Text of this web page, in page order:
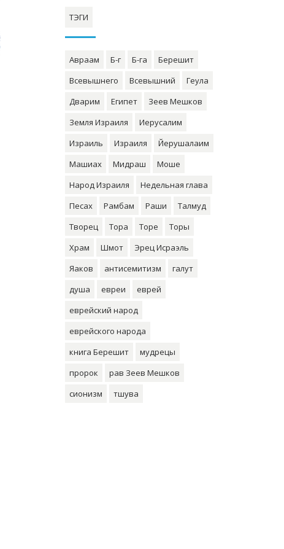
ТЭГИ
Авраам Б-г Б-га
Берешит
Всевышнего
Всевышний
Геула
Дварим
Египет
Зеев Мешков
Земля Израиля
Иерусалим
Израиль
Израиля
Йерушалаим
Машиах
Мидраш
Моше
Народ Израиля
Недельная глава
Песах
Рамбам Раши
Талмуд
Творец
Тора Торе
Торы
Храм
Шмот
Эрец Исраэль
Яаков
антисемитизм
галут
душа
евреи
еврей
еврейский народ
еврейского народа
книга Берешит
мудрецы
пророк
рав Зеев Мешков
сионизм
тшува